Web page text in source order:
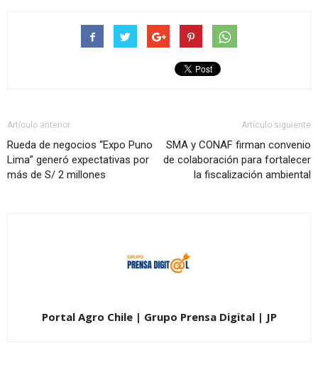
Artículo anterior
Rueda de negocios “Expo Puno
Lima” generó expectativas por
más de S/ 2 millones
Artículo siguiente
SMA y CONAF firman convenio
de colaboración para fortalecer
la fiscalización ambiental
Portal Agro Chile | Grupo Prensa Digital | JP